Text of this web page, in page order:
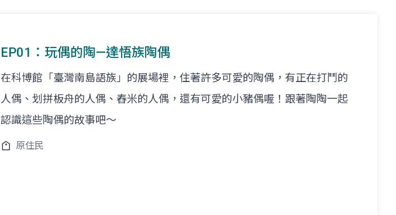
EP01：玩偶的陶—達悟族陶偶
在科博館「臺灣南島語族」的展場裡，住著許多可愛的陶偶，有正在打鬥的
人偶、划拼板舟的人偶、舂米的人偶，還有可愛的小豬偶喔！跟著陶陶一起
認識這些陶偶的故事吧～
原住民